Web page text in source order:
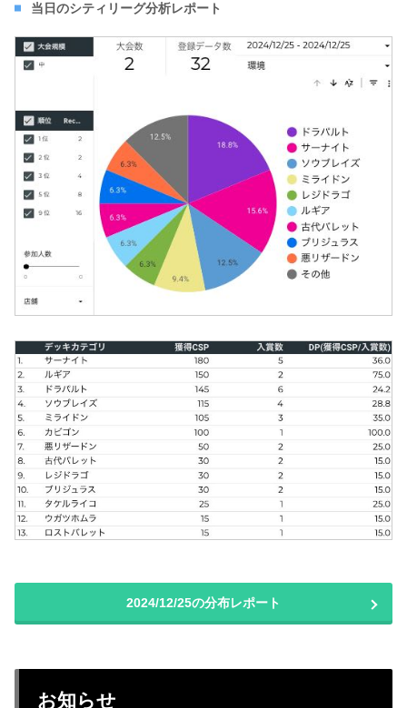
当日のシティリーグ分析レポート
2024/12/25の分布レポート
お知らせ